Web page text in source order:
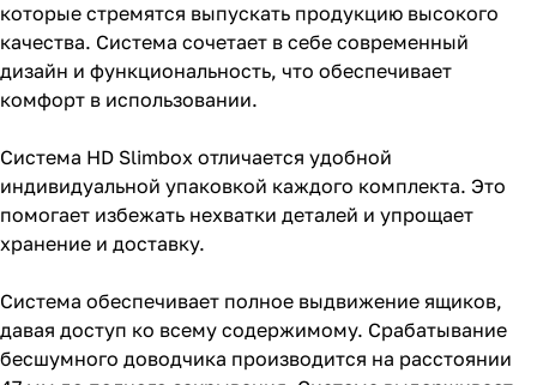
которые стремятся выпускать продукцию высокого
качества. Система сочетает в себе современный
дизайн и функциональность, что обеспечивает
комфорт в использовании.
Система HD Slimbox отличается удобной
индивидуальной упаковкой каждого комплекта. Это
помогает избежать нехватки деталей и упрощает
хранение и доставку.
Система обеспечивает полное выдвижение ящиков,
давая доступ ко всему содержимому. Срабатывание
бесшумного доводчика производится на расстоянии